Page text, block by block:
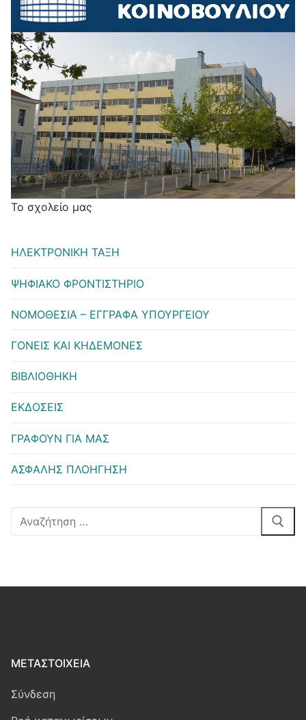
Το σχολείο μας
ΗΛΕΚΤΡΟΝΙΚΗ ΤΑΞΗ
ΨΗΦΙΑΚΟ ΦΡΟΝΤΙΣΤΗΡΙΟ
ΝΟΜΟΘΕΣΙΑ – ΕΓΓΡΑΦΑ ΥΠΟΥΡΓΕΙΟΥ
ΓΟΝΕΙΣ ΚΑΙ ΚΗΔΕΜΟΝΕΣ
ΒΙΒΛΙΟΘΗΚΗ
ΕΚΔΟΣΕΙΣ
ΓΡΑΦΟΥΝ ΓΙΑ ΜΑΣ
ΑΣΦΑΛΗΣ ΠΛΟΗΓΗΣΗ
Αναζήτηση
ΜΕΤΑΣΤΟΙΧΕΊΑ
Σύνδεση